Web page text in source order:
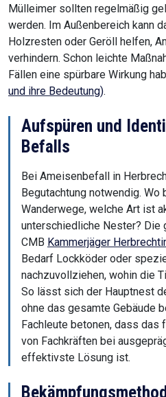
Mülleimer sollten regelmäßig
werden. Im Außenbereich kann
Holzresten oder Geröll helfen,
verhindern. Schon leichte
Fällen eine spürbare Wirkung
und ihre Bedeutung).
Aufspüren und
Befalls
Bei Ameisenbefall in
Begutachtung notwendig. Wo
Wanderwege, welche Art ist
unterschiedliche Nester? Die
CMB Kammerjäger
Bedarf Lockköder oder
nachzuvollziehen, wohin die
So lässt sich der Hauptnest
ohne das gesamte Gebäude
Fachleute betonen, dass das
von Fachkräften bei
effektivste Lösung ist.